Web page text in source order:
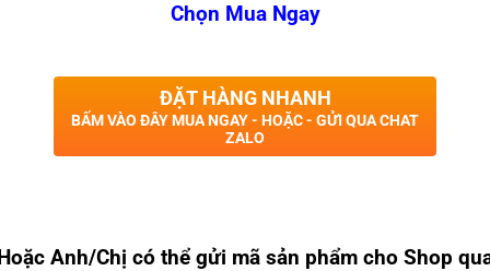
Chọn Mua Ngay
ĐẶT HÀNG NHANH
BẤM VÀO ĐÂY MUA NGAY - HOẶC - GỬI QUA CHAT
ZALO
Anh/Chị có thể gửi mã sản phẩm cho Shop